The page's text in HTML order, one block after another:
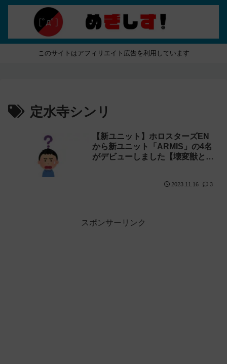
このサイトはアフィリエイト広告を利用しています
定水寺シンリ
【新ユニット】ホロスターズEN
から新ユニット「ARMIS」の4名
がデビューしました【壊変獣と
2023.11.16 3
スポンサーリンク